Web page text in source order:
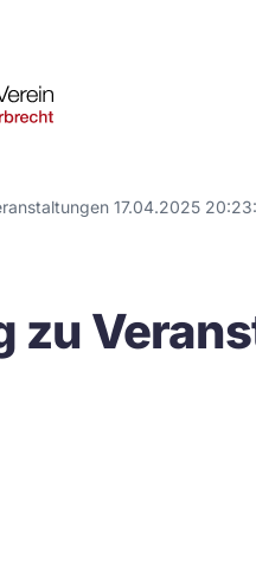
Verein
17.04.2025
zu